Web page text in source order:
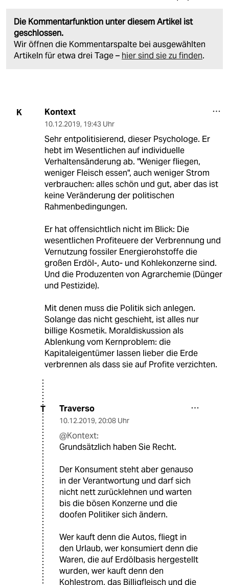
Die Kommentarfunktion unter diesem Artikel ist
geschlossen.
Wir öffnen die Kommentarspalte bei ausgewählten
Artikeln für etwa drei Tage – hier sind sie zu finden.
K Kontext
10.12.2019, 19:43 Uhr
Sehr entpolitisierend, dieser Psychologe. Er
hebt im Wesentlichen auf individuelle
Verhaltensänderung ab. "Weniger fliegen,
weniger Fleisch essen", auch weniger Strom
verbrauchen: alles schön und gut, aber das ist
keine Veränderung der politischen
Rahmenbedingungen.
Er hat offensichtlich nicht im Blick: Die
wesentlichen Profiteuere der Verbrennung und
Vernutzung fossiler Energierohstoffe die
großen Erdöl-, Auto- und Kohlekonzerne sind.
Und die Produzenten von Agrarchemie (Dünger
und Pestizide).
Mit denen muss die Politik sich anlegen.
Solange das nicht geschieht, ist alles nur
billige Kosmetik. Moraldiskussion als
Ablenkung vom Kernproblem: die
Kapitaleigentümer lassen lieber die Erde
verbrennen als dass sie auf Profite verzichten.
T Traverso
10.12.2019, 20:08 Uhr
@Kontext:
Grundsätzlich haben Sie Recht.
Der Konsument steht aber genauso
in der Verantwortung und darf sich
nicht nett zurücklehnen und warten
bis die bösen Konzerne und die
doofen Politiker sich ändern.
Wer kauft denn die Autos, fliegt in
den Urlaub, wer konsumiert denn die
Waren, die auf Erdölbasis hergestellt
wurden, wer kauft denn den
Kohlestrom, das Billigfleisch und die